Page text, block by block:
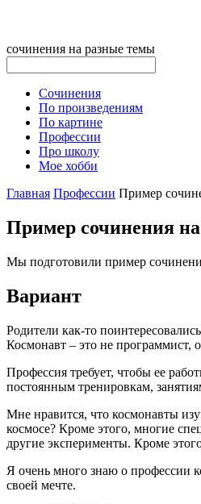
сочинения на разные темы
Сочинения
По произведениям
По картине
Профессии
Про школу
Мое хобби
Главная Профессии Пример
Пример сочинения
Мы подготовили пример
Вариант
Родители как-то
Космонавт – это не программист,
Профессия требует, чтобы ее
постоянным тренировкам,
Мне нравится, что космонавты
космосе? Кроме этого, многие
другие эксперименты. Кроме
Я очень много знаю о профессии
своей мечте.